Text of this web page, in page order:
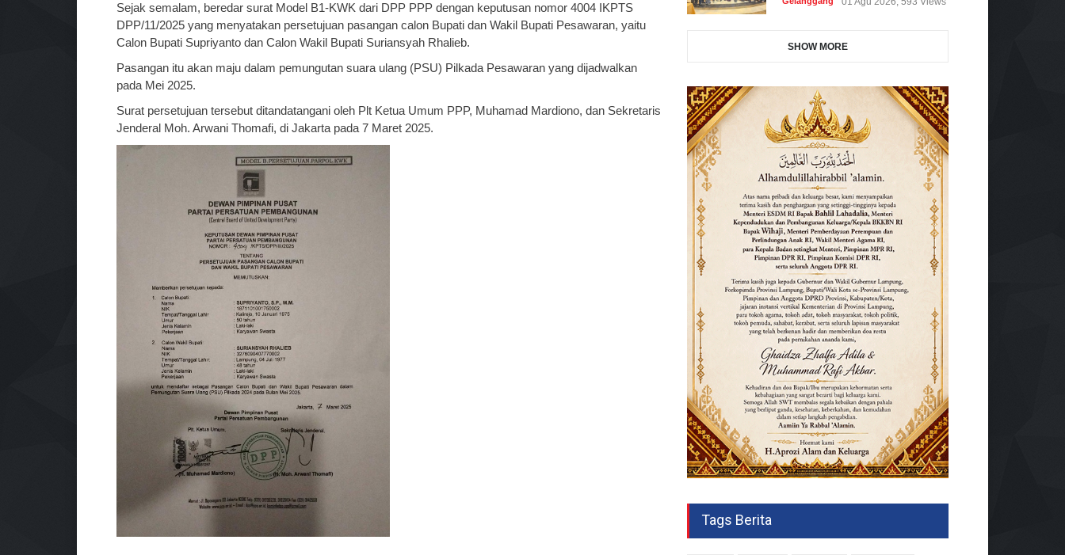
Sejak semalam, beredar surat Model B1-KWK dari DPP PPP dengan keputusan nomor 4004 IKPTS
DPP/11/2025 yang menyatakan persetujuan pasangan calon Bupati dan Wakil Bupati Pesawaran, yaitu
Calon Bupati Supriyanto dan Calon Wakil Bupati Suriansyah Rhalieb.
Pasangan itu akan maju dalam pemungutan suara ulang (PSU) Pilkada Pesawaran yang dijadwalkan
pada Mei 2025.
Surat persetujuan tersebut ditandatangani oleh Plt Ketua Umum PPP, Muhamad Mardiono, dan Sekretaris
Jenderal Moh. Arwani Thomafi, di Jakarta pada 7 Maret 2025.
SHOW MORE
Tags Berita